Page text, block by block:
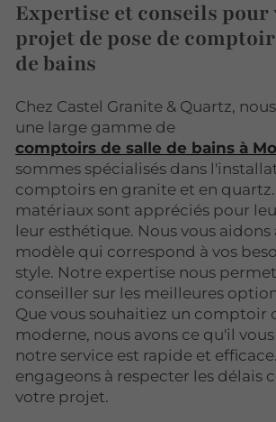
Expertise et conseils pour
projet de pose de
de bains
Chez Castel Granite & Quartz,
une large gamme de
comptoirs de salle de bains à
sommes spécialisés dans
comptoirs en granite et en quartz.
matériaux sont appréciés pour
leur esthétique. Nous vous aidons
modèle qui correspond à vos
style. Notre expertise nous
conseiller sur les meilleures
Que vous souhaitiez un comptoir
moderne, nous avons ce qu'il
notre service est rapide et
engageons à respecter les délais
votre projet.